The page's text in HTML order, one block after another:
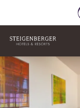
슬라이드 1 의 1